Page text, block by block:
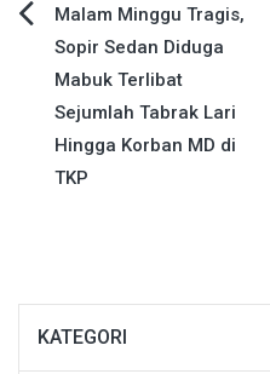
Navigasi
pos
Malam Minggu Tragis,
Sopir Sedan Diduga
Mabuk Terlibat
Sejumlah Tabrak Lari
Hingga Korban MD di
TKP
KATEGORI